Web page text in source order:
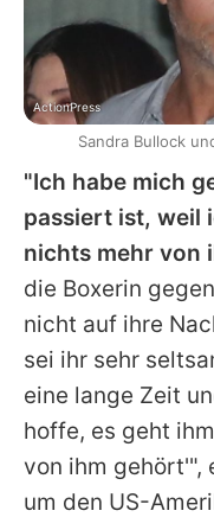
"Ich habe mich
passiert ist, weil
nichts mehr von
die Boxerin
nicht auf ihre
sei ihr sehr
eine lange Zeit
hoffe, es geht
von ihm gehört'",
um den US-
ActionPress
Sandra Bullock